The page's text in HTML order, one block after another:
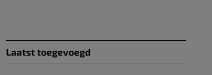
Laatst toegevoegd